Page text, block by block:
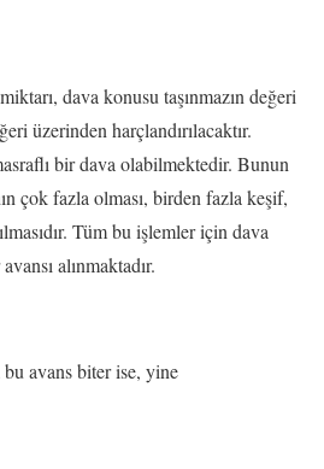
dava konusu taşınmazın değeri
üzerinden harçlandırılacaktır.
bir dava olabilmektedir. Bunun
çok fazla olması, birden fazla keşif,
Tüm bu işlemler için dava
alınmaktadır.
bu avans biter ise, yine